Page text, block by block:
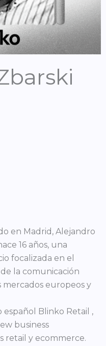
en Madrid, Alejandro
16 años, una
focalizada en el
la comunicación
europeos y
Blinko Retail ,
business
retail y ecommerce.